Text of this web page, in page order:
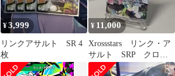
¥3,999
リンクアサルト SR 4
枚
¥ 11,000
Xrossstars リンク・ア
サルト SRP クロス
スターズ クロスタ